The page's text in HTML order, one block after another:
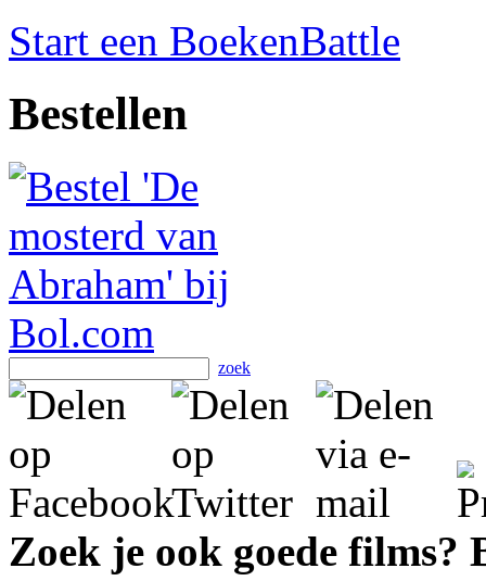
Start een BoekenBattle
Bestellen
zoek
Zoek je ook goede films?